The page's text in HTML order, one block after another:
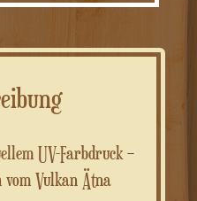
UV-Farbdruck–
Vulkan Ätna